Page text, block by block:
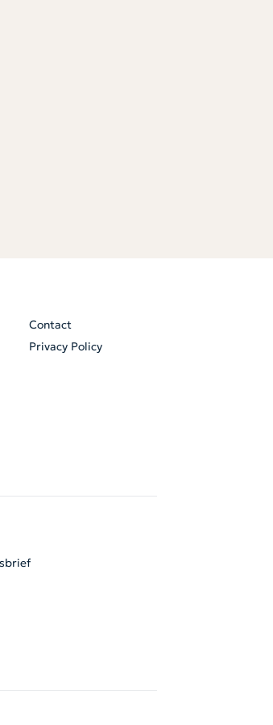
Contact
Privacy Policy